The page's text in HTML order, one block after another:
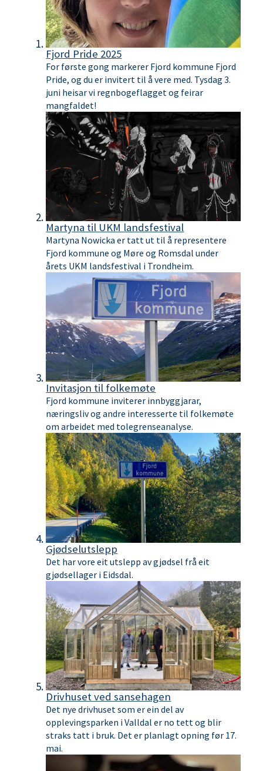
n
e
Fjord Pride 2025
For første gong markerer Fjord kommune Fjord
Pride, og du er invitert til å vere med. Tysdag 3.
juni heisar vi regnbogeflagget og feirar
mangfaldet!
Martyna til UKM landsfestival
Martyna Nowicka er tatt ut til å representere
Fjord kommune og Møre og Romsdal under
årets UKM landsfestival i Trondheim.
Invitasjon til folkemøte
Fjord kommune inviterer innbyggjarar,
næringsliv og andre interesserte til folkemøte
om arbeidet med tolegrenseanalyse.
Gjødselutslepp
Det har vore eit utslepp av gjødsel frå eit
gjødsellager i Eidsdal.
Drivhuset ved sansehagen
Det nye drivhuset som er ein del av
opplevingsparken i Valldal er no tett og blir
straks tatt i bruk. Det er planlagt opning før 17.
mai.